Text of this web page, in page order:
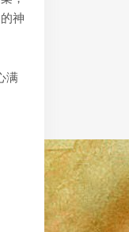
神
满